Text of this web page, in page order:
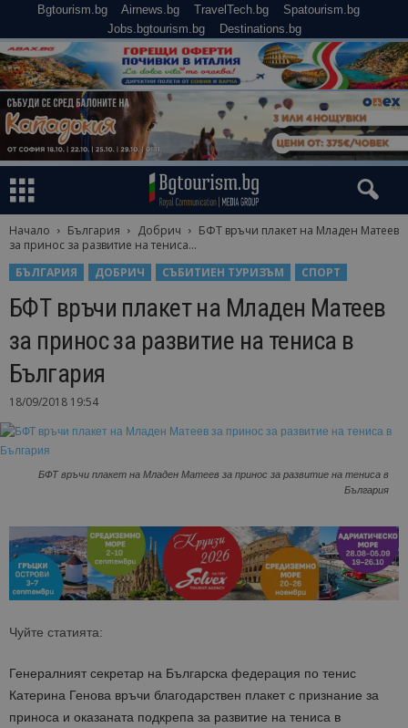
Bgtourism.bg Airnews.bg TravelTech.bg
Spatourism.bg
Jobs.bgtourism.bg
Destinations.bg
Начало България Добрич
БФТ връчи плакет на Младен Матеев
за принос за развитие на тениса...
БЪЛГАРИЯ
ДОБРИЧ СЪБИТИЕН ТУРИЗЪМ СПОРТ
БФТ връчи плакет на Младен Матеев
за принос за развитие на тениса в
България
18/09/2018 19:54
БФТ връчи плакет на Младен Матеев за принос за развитие на тениса в
България
Чуйте статията:
Генералният секретар на Българска федерация по тенис
Катерина Генова връчи благодарствен плакет с признание за
приноса и оказаната подкрепа за развитие на тениса в